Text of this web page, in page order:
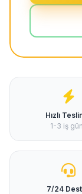
Hızlı
1-3 iş
7/24